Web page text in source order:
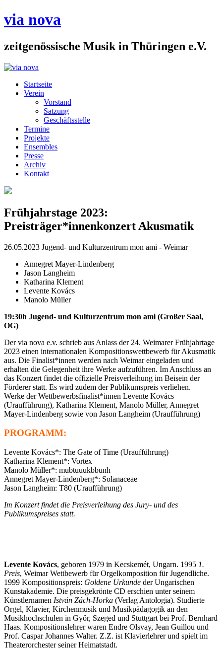
via nova
zeitgenössische Musik in Thüringen e.V.
Startseite
Verein
Vorstand
Satzung
Geschäftsstelle
Termine
Projekte
Ensembles
Presse
Archiv
Kontakt
Frühjahrstage 2023:
Preisträger*innenkonzert Akusmatik
26.05.2023 Jugend- und Kulturzentrum mon ami - Weimar
Annegret Mayer-Lindenberg
Jason Langheim
Katharina Klement
Levente Kovács
Manolo Müller
19:30h Jugend- und Kulturzentrum mon ami (Großer Saal,
OG)
Der via nova e.v. schrieb aus Anlass der 24. Weimarer Frühjahrtage
2023 einen internationalen Kompositionswettbewerb für Akusmatik
aus. Die Finalist*innen werden nach Weimar eingeladen und
erhalten die Gelegenheit ihre Werke aufzuführen. Im Anschluss an
das Konzert findet die offizielle Preisverleihung im Beisein der
Förderer statt. Es wird zudem der Publikumspreis verliehen.
Werke der Wettbewerbsfinalist*innen Levente Kovács
(Uraufführung), Katharina Klement, Manolo Müller, Annegret
Mayer-Lindenberg sowie von Jason Langheim (Uraufführung)
PROGRAMM:
Levente Kovács*: The Gate of Time (Uraufführung)
Katharina Klement*: Vortex
Manolo Müller*: mubtuuukbbunh
Annegret Mayer-Lindenberg*: Solanaceae
Jason Langheim: T80 (Uraufführung)
Im Konzert findet die Preisverleihung des Jury- und des
Publikumspreises statt.
Levente Kovács, geboren 1979 in Kecskemét, Ungarn. 1995 1.
Preis, Weimar Wettbewerb für Orgelkomposition für Jugendliche.
1999 Kompositionspreis: Goldene Urkunde der Ungarischen
Kunstakademie. Die preisgekrönte CD erschien unter seinem
Künstlernamen István Zách-Horka (Verlag Antologia). Studierte
Orgel, Klavier, Kirchenmusik und Musikpädagogik an den
Musikhochschulen in Győr, Szeged und Stuttgart bei Prof. Bernhard
Haas. Kompositionslehrer waren Endre Olsvay, Jean Guillou und
Prof. Caspar Johannes Walter. Z.Z. ist Klavierlehrer und spielt im
Theaterorchester seiner Heimatstadt.